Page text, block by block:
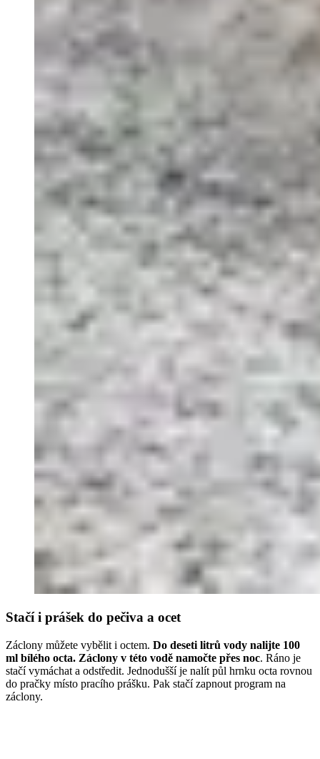
Stačí i prášek do pečiva a ocet
Záclony můžete vybělit i octem. Do deseti litrů vody nalijte 100
ml bílého octa. Záclony v této vodě namočte přes noc. Ráno je
stačí vymáchat a odstředit. Jednodušší je nalít půl hrnku octa rovnou
do pračky místo pracího prášku. Pak stačí zapnout program na
záclony.